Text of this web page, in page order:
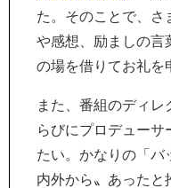
た。そのことで、さ
や感想、励ましの言
の場を借りてお礼を
また、番組のディ
らびにプロデューサ
たい。かなりの「バ
内外から〟あったと